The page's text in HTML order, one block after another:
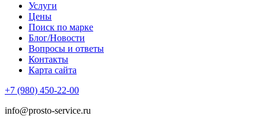
Услуги
Цены
Поиск по марке
Блог/Новости
Вопросы и ответы
Контакты
Карта сайта
+7 (980) 450-22-00
info@prosto-service.ru